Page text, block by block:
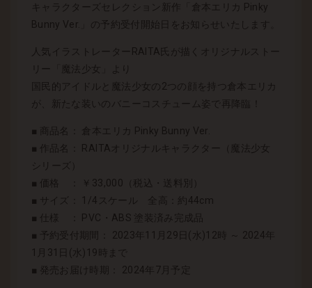
キャラクターズセレクション新作「倉本エリカ Pinky
Bunny Ver.」の予約受付開始日をお知らせいたします。
人気イラストレーターRAITA氏が描くオリジナルストー
リー「魔法少女」より
国民的アイドルと魔法少女の2つの顔を持つ倉本エリカ
が、新たな装いのバニーコスチューム姿で再降臨！
■ 商品名： 倉本エリカ Pinky Bunny Ver.
■ 作品名： RAITAオリジナルキャラクター（魔法少女
シリーズ）
■ 価格 ： ￥33,000（税込・送料別）
■ サイズ： 1/4スケール 全高：約44cm
■ 仕様 ： PVC・ABS 塗装済み完成品
■ 予約受付期間： 2023年11月29日(水)12時 ～ 2024年
1月31日(水)19時まで
■ 発売お届け時期： 2024年7月予定